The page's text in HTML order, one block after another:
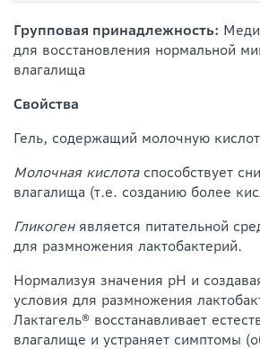
Групповая принадлежность:
для восстановления нормальной
влагалища
Свойства
Гель, содержащий молочную
Молочная кислотаспособствует
влагалища (т.е. созданию более
Гликогенявляется питательной
для размножения лактобактерий.
Нормализуя значения рН и
условия для размножения
Лактагель® восстанавливает
влагалище и устраняет симптомы